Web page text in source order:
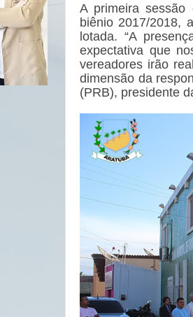
A primeira sessão
biênio 2017/2018,
lotada. “A
expectativa que
vereadores irão
dimensão da
(PRB), presidente